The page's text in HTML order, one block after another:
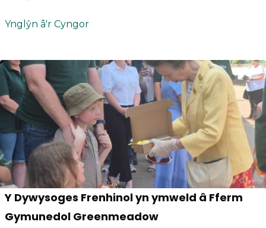
Ynglŷn â'r Cyngor
Y Dywysoges Frenhinol yn ymweld â Fferm
Gymunedol Greenmeadow